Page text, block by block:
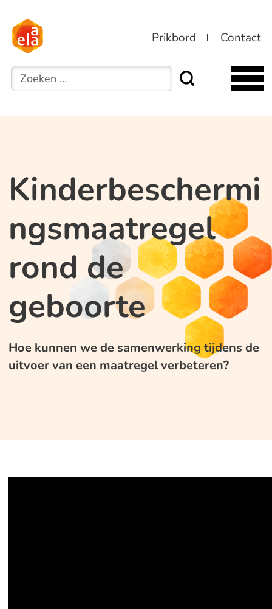
Prikbord Contact
Zoeken
Kinderbeschermi
ngsmaatregel
rond de
geboorte
Hoe kunnen we de samenwerking tijdens de
uitvoer van een maatregel verbeteren?